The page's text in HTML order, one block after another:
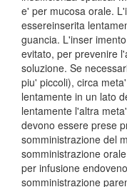
e' per mucosa orale.
essereinserita
guancia. L'inser
evitato, per prevenire
soluzione. Se
piu' piccoli), circa
lentamente in un lato
lentamente l'altra
devono essere prese
somministrazione del
somministrazione
per infusione
somministrazione